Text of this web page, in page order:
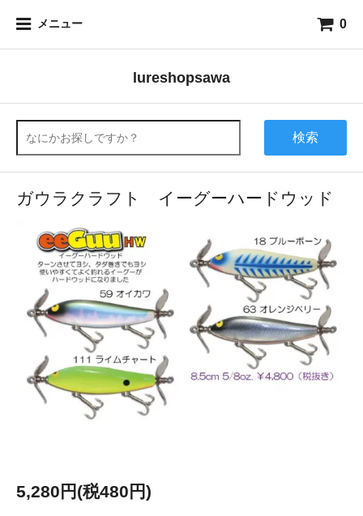
メニュー 0
lureshopsawa
検索
ガウラクラフト イーグーハードウッド
5,280円(税480円)